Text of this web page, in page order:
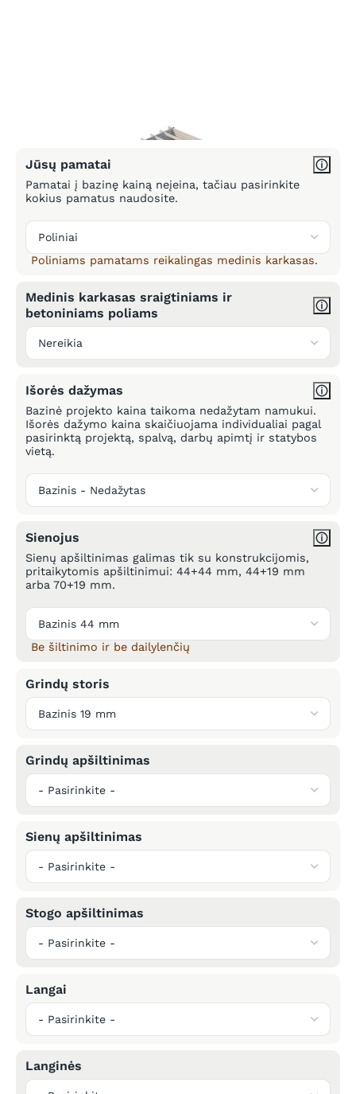
Jūsų pamatai
Pamatai į bazinę kainą neįeina, tačiau pasirinkite
kokius pamatus naudosite.
Poliniams pamatams reikalingas medinis karkasas.
Medinis karkasas sraigtiniams ir
betoniniams poliams
Išorės dažymas
Bazinė projekto kaina taikoma nedažytam namukui.
Išorės dažymo kaina skaičiuojama individualiai pagal
pasirinktą projektą, spalvą, darbų apimtį ir statybos
vietą.
Sienojus
Sienų apšiltinimas galimas tik su konstrukcijomis,
pritaikytomis apšiltinimui: 44+44 mm, 44+19 mm
arba 70+19 mm.
Be šiltinimo ir be dailylenčių
Grindų storis
Grindų apšiltinimas
Sienų apšiltinimas
Stogo apšiltinimas
Langai
Langinės